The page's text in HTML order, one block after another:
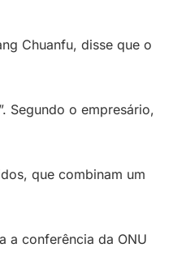
Chuanfu, disse que o
Segundo o empresário,
que combinam um
a conferência da ONU